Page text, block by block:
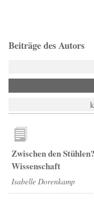
Beiträge des Autors
Zwischen den
Wissenschaft
Isabelle Dorenkamp